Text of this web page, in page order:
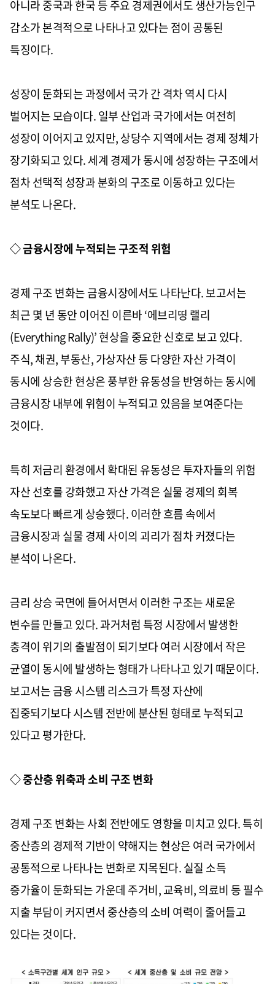
아니라 중국과 한국 등 주요 경제권에서도 생산가능인구
감소가 본격적으로 나타나고 있다는 점이 공통된
특징이다.
성장이 둔화되는 과정에서 국가 간 격차 역시 다시
벌어지는 모습이다. 일부 산업과 국가에서는 여전히
성장이 이어지고 있지만, 상당수 지역에서는 경제 정체가
장기화되고 있다. 세계 경제가 동시에 성장하는 구조에서
점차 선택적 성장과 분화의 구조로 이동하고 있다는
분석도 나온다.
◇ 금융시장에 누적되는 구조적 위험
경제 구조 변화는 금융시장에서도 나타난다. 보고서는
최근 몇 년 동안 이어진 이른바 ‘에브리띵 랠리
(Everything Rally)’ 현상을 중요한 신호로 보고 있다.
주식, 채권, 부동산, 가상자산 등 다양한 자산 가격이
동시에 상승한 현상은 풍부한 유동성을 반영하는 동시에
금융시장 내부에 위험이 누적되고 있음을 보여준다는
것이다.
특히 저금리 환경에서 확대된 유동성은 투자자들의 위험
자산 선호를 강화했고 자산 가격은 실물 경제의 회복
속도보다 빠르게 상승했다. 이러한 흐름 속에서
금융시장과 실물 경제 사이의 괴리가 점차 커졌다는
분석이 나온다.
금리 상승 국면에 들어서면서 이러한 구조는 새로운
변수를 만들고 있다. 과거처럼 특정 시장에서 발생한
충격이 위기의 출발점이 되기보다 여러 시장에서 작은
균열이 동시에 발생하는 형태가 나타나고 있기 때문이다.
보고서는 금융 시스템 리스크가 특정 자산에
집중되기보다 시스템 전반에 분산된 형태로 누적되고
있다고 평가한다.
◇ 중산층 위축과 소비 구조 변화
경제 구조 변화는 사회 전반에도 영향을 미치고 있다. 특히
중산층의 경제적 기반이 약해지는 현상은 여러 국가에서
공통적으로 나타나는 변화로 지목된다. 실질 소득
증가율이 둔화되는 가운데 주거비, 교육비, 의료비 등 필수
지출 부담이 커지면서 중산층의 소비 여력이 줄어들고
있다는 것이다.